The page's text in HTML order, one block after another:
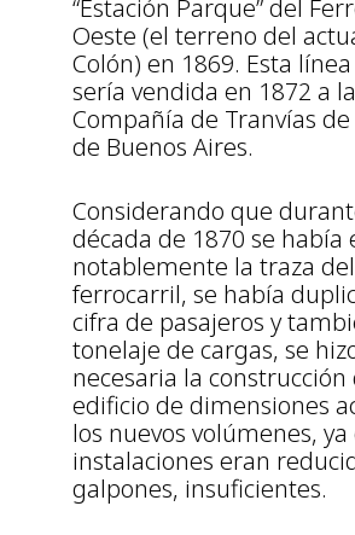
“Estación Parque” del
Oeste (el terreno del
Colón) en 1869. Esta
sería vendida en 1872 a la
Compañía de Tranvías
de Buenos Aires.
Considerando que
década de 1870 se había
notablemente la traza del
ferrocarril, se había
cifra de pasajeros y
tonelaje de cargas, se
necesaria la construcción
edificio de dimensiones
los nuevos volúmenes,
instalaciones eran
galpones, insuficientes.